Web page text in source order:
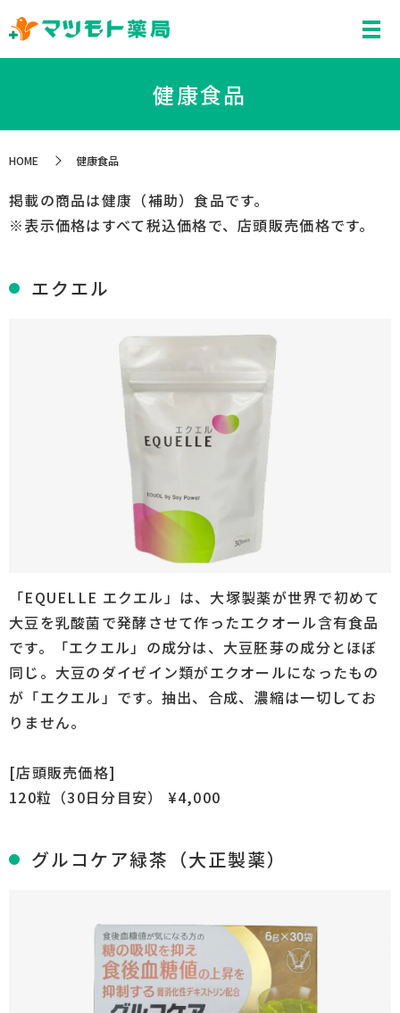
健康食品
HOME 健康食品
掲載の商品は健康（補助）食品です。
※表示価格はすべて税込価格で、店頭販売価格です。
エクエル
「EQUELLE エクエル」は、大塚製薬が世界で初めて
大豆を乳酸菌で発酵させて作ったエクオール含有食品
です。「エクエル」の成分は、大豆胚芽の成分とほぼ
同じ。大豆のダイゼイン類がエクオールになったもの
が「エクエル」です。抽出、合成、濃縮は一切してお
りません。
[店頭販売価格]
120粒（30日分目安） ¥4,000
グルコケア緑茶（大正製薬）